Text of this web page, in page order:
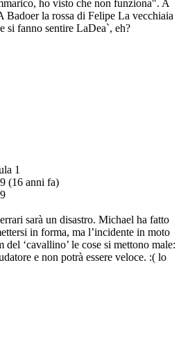
ho visto che non funziona". A
la rossa di Felipe La vecchiaia
si fanno sentire LaDea`, eh?
1
(16 anni fa)
sarà un disastro. Michael ha fatto
in forma, ma l’incidente in moto
del ‘cavallino’ le cose si mettono male:
e non potrà essere veloce. :( lo